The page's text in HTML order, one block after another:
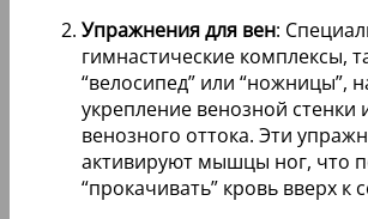
Упражнения для вен:
гимнастические комплексы,
“велосипед” или “ножницы”,
укрепление венозной стенки
венозного оттока. Эти
активируют мышцы ног, что
“прокачивать” кровь вверх к